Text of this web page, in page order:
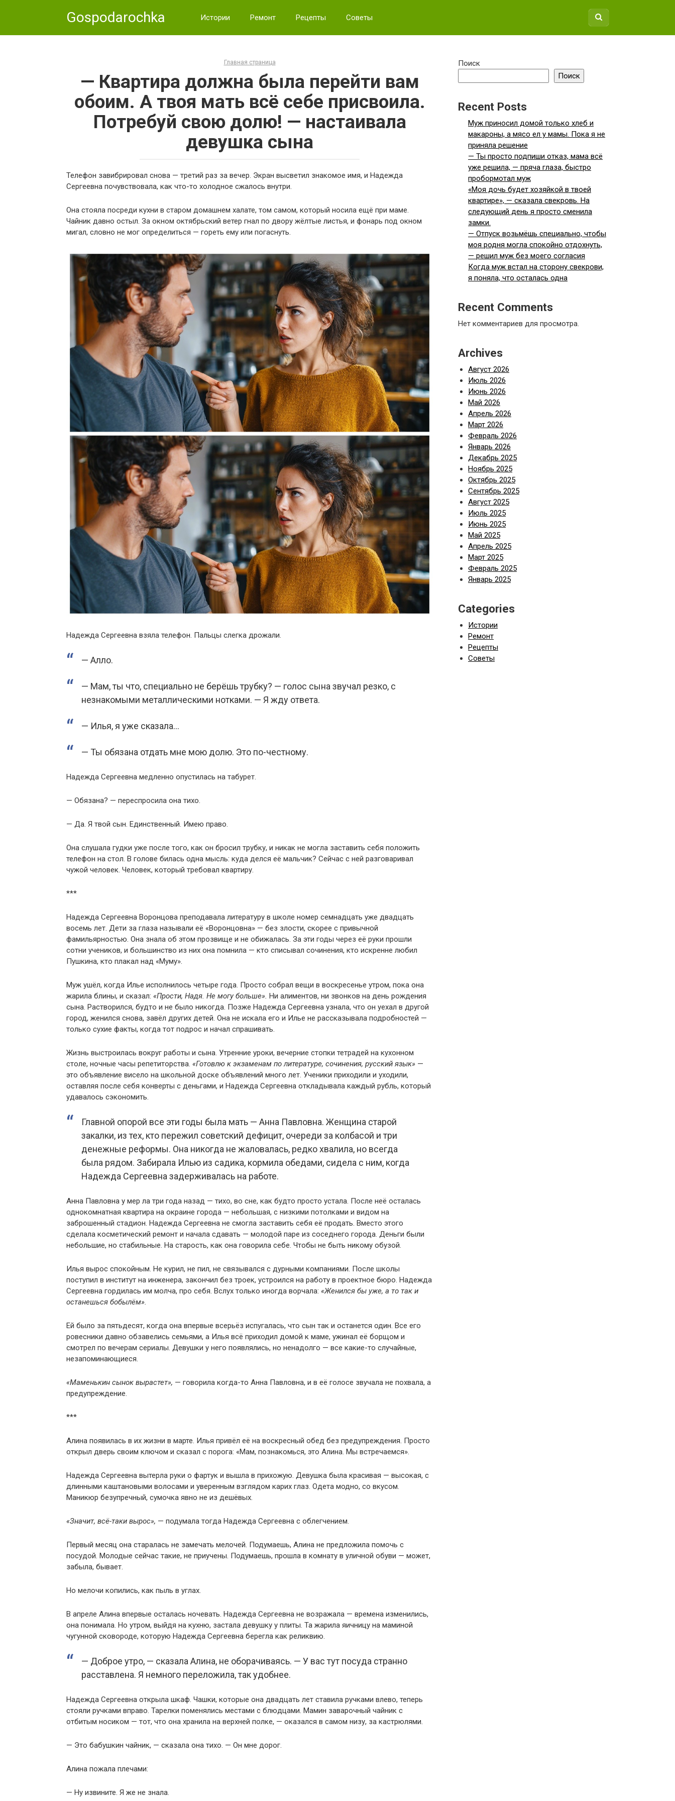
Gospodarochka Истории Ремонт Рецепты Советы
Главная страница
— Квартира должна была перейти вам
обоим. А твоя мать всё себе присвоила.
Потребуй свою долю! — настаивала
девушка сына
Телефон завибрировал снова — третий раз за вечер. Экран высветил знакомое имя, и Надежда
Сергеевна почувствовала, как что-то холодное сжалось внутри.
Она стояла посреди кухни в старом домашнем халате, том самом, который носила ещё при маме.
Чайник давно остыл. За окном октябрьский ветер гнал по двору жёлтые листья, и фонарь под окном
мигал, словно не мог определиться — гореть ему или погаснуть.
Надежда Сергеевна взяла телефон. Пальцы слегка дрожали.
— Алло.
— Мам, ты что, специально не берёшь трубку? — голос сына звучал резко, с
незнакомыми металлическими нотками. — Я жду ответа.
— Илья, я уже сказала…
— Ты обязана отдать мне мою долю. Это по-честному.
Надежда Сергеевна медленно опустилась на табурет.
— Обязана? — переспросила она тихо.
— Да. Я твой сын. Единственный. Имею право.
Она слушала гудки уже после того, как он бросил трубку, и никак не могла заставить себя положить
телефон на стол. В голове билась одна мысль: куда делся её мальчик? Сейчас с ней разговаривал
чужой человек. Человек, который требовал квартиру.
***
Надежда Сергеевна Воронцова преподавала литературу в школе номер семнадцать уже двадцать
восемь лет. Дети за глаза называли её «Воронцовна» — без злости, скорее с привычной
фамильярностью. Она знала об этом прозвище и не обижалась. За эти годы через её руки прошли
сотни учеников, и большинство из них она помнила — кто списывал сочинения, кто искренне любил
Пушкина, кто плакал над «Муму».
Муж ушёл, когда Илье исполнилось четыре года. Просто собрал вещи в воскресенье утром, пока она
жарила блины, и сказал: «Прости, Надя. Не могу больше». Ни алиментов, ни звонков на день рождения
сына. Растворился, будто и не было никогда. Позже Надежда Сергеевна узнала, что он уехал в другой
город, женился снова, завёл других детей. Она не искала его и Илье не рассказывала подробностей —
только сухие факты, когда тот подрос и начал спрашивать.
Жизнь выстроилась вокруг работы и сына. Утренние уроки, вечерние стопки тетрадей на кухонном
столе, ночные часы репетиторства. «Готовлю к экзаменам по литературе, сочинения, русский язык» —
это объявление висело на школьной доске объявлений много лет. Ученики приходили и уходили,
оставляя после себя конверты с деньгами, и Надежда Сергеевна откладывала каждый рубль, который
удавалось сэкономить.
Главной опорой все эти годы была мать — Анна Павловна. Женщина старой
закалки, из тех, кто пережил советский дефицит, очереди за колбасой и три
денежные реформы. Она никогда не жаловалась, редко хвалила, но всегда
была рядом. Забирала Илью из садика, кормила обедами, сидела с ним, когда
Надежда Сергеевна задерживалась на работе.
Анна Павловна у мер ла три года назад — тихо, во сне, как будто просто устала. После неё осталась
однокомнатная квартира на окраине города — небольшая, с низкими потолками и видом на
заброшенный стадион. Надежда Сергеевна не смогла заставить себя её продать. Вместо этого
сделала косметический ремонт и начала сдавать — молодой паре из соседнего города. Деньги были
небольшие, но стабильные. На старость, как она говорила себе. Чтобы не быть никому обузой.
Илья вырос спокойным. Не курил, не пил, не связывался с дурными компаниями. После школы
поступил в институт на инженера, закончил без троек, устроился на работу в проектное бюро. Надежда
Сергеевна гордилась им молча, про себя. Вслух только иногда ворчала: «Женился бы уже, а то так и
останешься бобылём».
Ей было за пятьдесят, когда она впервые всерьёз испугалась, что сын так и останется один. Все его
ровесники давно обзавелись семьями, а Илья всё приходил домой к маме, ужинал её борщом и
смотрел по вечерам сериалы. Девушки у него появлялись, но ненадолго — все какие-то случайные,
незапоминающиеся.
«Маменькин сынок вырастет», — говорила когда-то Анна Павловна, и в её голосе звучала не похвала, а
предупреждение.
***
Алина появилась в их жизни в марте. Илья привёл её на воскресный обед без предупреждения. Просто
открыл дверь своим ключом и сказал с порога: «Мам, познакомься, это Алина. Мы встречаемся».
Надежда Сергеевна вытерла руки о фартук и вышла в прихожую. Девушка была красивая — высокая, с
длинными каштановыми волосами и уверенным взглядом карих глаз. Одета модно, со вкусом.
Маникюр безупречный, сумочка явно не из дешёвых.
«Значит, всё-таки вырос», — подумала тогда Надежда Сергеевна с облегчением.
Первый месяц она старалась не замечать мелочей. Подумаешь, Алина не предложила помочь с
посудой. Молодые сейчас такие, не приучены. Подумаешь, прошла в комнату в уличной обуви — может,
забыла, бывает.
Но мелочи копились, как пыль в углах.
В апреле Алина впервые осталась ночевать. Надежда Сергеевна не возражала — времена изменились,
она понимала. Но утром, выйдя на кухню, застала девушку у плиты. Та жарила яичницу на маминой
чугунной сковороде, которую Надежда Сергеевна берегла как реликвию.
— Доброе утро, — сказала Алина, не оборачиваясь. — У вас тут посуда странно
расставлена. Я немного переложила, так удобнее.
Надежда Сергеевна открыла шкаф. Чашки, которые она двадцать лет ставила ручками влево, теперь
стояли ручками вправо. Тарелки поменялись местами с блюдцами. Мамин заварочный чайник с
отбитым носиком — тот, что она хранила на верхней полке, — оказался в самом низу, за кастрюлями.
— Это бабушкин чайник, — сказала она тихо. — Он мне дорог.
Алина пожала плечами:
— Ну извините. Я же не знала.
Поиск
Поиск
Recent Posts
Муж приносил домой только хлеб и
макароны, а мясо ел у мамы. Пока я не
приняла решение
— Ты просто подпиши отказ, мама всё
уже решила, — пряча глаза, быстро
пробормотал муж
«Моя дочь будет хозяйкой в твоей
квартире», — сказала свекровь. На
следующий день я просто сменила
замки.
— Отпуск возьмёшь специально, чтобы
моя родня могла спокойно отдохнуть,
— решил муж без моего согласия
Когда муж встал на сторону свекрови,
я поняла, что осталась одна
Recent Comments
Нет комментариев для просмотра.
Archives
Август 2026
Июль 2026
Июнь 2026
Май 2026
Апрель 2026
Март 2026
Февраль 2026
Январь 2026
Декабрь 2025
Ноябрь 2025
Октябрь 2025
Сентябрь 2025
Август 2025
Июль 2025
Июнь 2025
Май 2025
Апрель 2025
Март 2025
Февраль 2025
Январь 2025
Categories
Истории
Ремонт
Рецепты
Советы